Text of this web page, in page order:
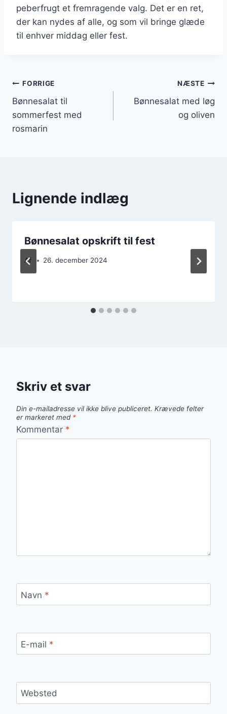
peberfrugt et fremragende valg. Det er en ret,
der kan nydes af alle, og som vil bringe glæde
til enhver middag eller fest.
Indlægsnavigation
FORRIGE
Bønnesalat til
sommerfest med
rosmarin
NÆSTE
Bønnesalat med løg
og oliven
Lignende indlæg
Bønnesalat opskrift til fest
Af 26. december 2024
Skriv et svar
Din e-mailadresse vil ikke blive publiceret. Krævede felter
er markeret med *
Kommentar *
Navn *
E-mail *
Websted